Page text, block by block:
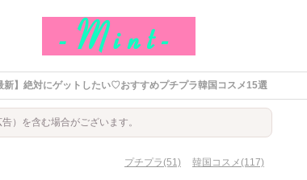
新】絶対にゲットしたい♡おすすめプチプラ韓国コスメ15選
）を含む場合がございます。
プチプラ(51) 韓国コスメ(117)